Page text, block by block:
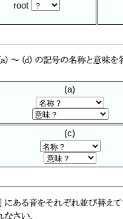
root
(a)
(c)